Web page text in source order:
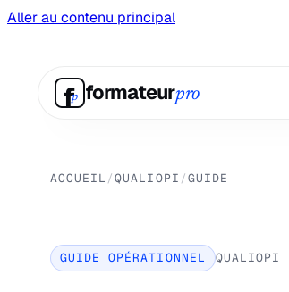
Aller au contenu principal
fp formateurpro
ACCUEIL /QUALIOPI /GUIDE
GUIDE OPÉRATIONNEL QUALIOPI